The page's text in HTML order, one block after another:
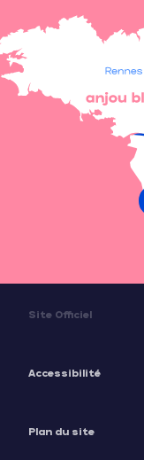
Site Officiel
Accessibilité
Plan du site